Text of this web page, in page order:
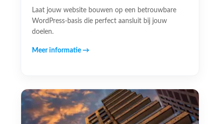
Laat jouw website bouwen op een betrouwbare
WordPress-basis die perfect aansluit bij jouw
doelen.
Meer informatie →